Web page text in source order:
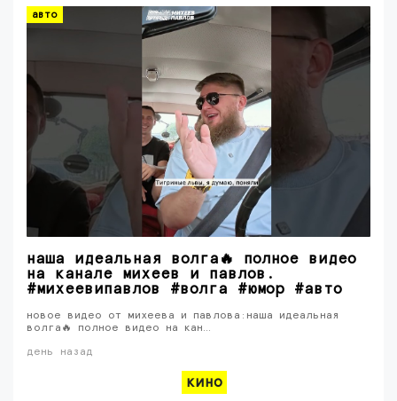
авто
наша идеальная волга🔥 полное видео
на канале михеев и павлов.
#михеевипавлов #волга #юмор #авто
новое видео от михеева и павлова:наша идеальная
волга🔥 полное видео на кан…
день назад
кино